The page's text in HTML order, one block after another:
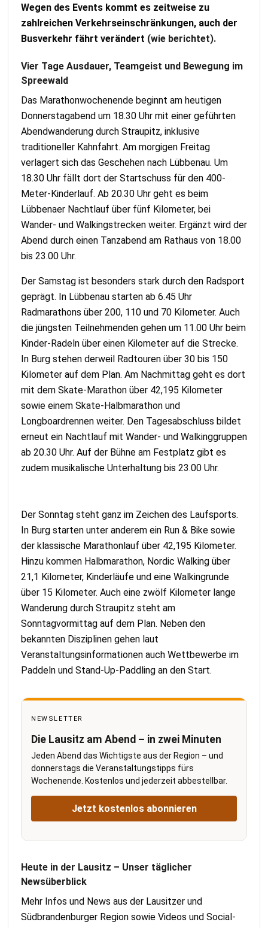
Wegen des Events kommt es zeitweise zu
zahlreichen Verkehrseinschränkungen, auch der
Busverkehr fährt verändert (wie berichtet).
Vier Tage Ausdauer, Teamgeist und Bewegung im
Spreewald
Das Marathonwochenende beginnt am heutigen
Donnerstagabend um 18.30 Uhr mit einer geführten
Abendwanderung durch Straupitz, inklusive
traditioneller Kahnfahrt. Am morgigen Freitag
verlagert sich das Geschehen nach Lübbenau. Um
18.30 Uhr fällt dort der Startschuss für den 400-
Meter-Kinderlauf. Ab 20.30 Uhr geht es beim
Lübbenaer Nachtlauf über fünf Kilometer, bei
Wander- und Walkingstrecken weiter. Ergänzt wird der
Abend durch einen Tanzabend am Rathaus von 18.00
bis 23.00 Uhr.
Der Samstag ist besonders stark durch den Radsport
geprägt. In Lübbenau starten ab 6.45 Uhr
Radmarathons über 200, 110 und 70 Kilometer. Auch
die jüngsten Teilnehmenden gehen um 11.00 Uhr beim
Kinder-Radeln über einen Kilometer auf die Strecke.
In Burg stehen derweil Radtouren über 30 bis 150
Kilometer auf dem Plan. Am Nachmittag geht es dort
mit dem Skate-Marathon über 42,195 Kilometer
sowie einem Skate-Halbmarathon und
Longboardrennen weiter. Den Tagesabschluss bildet
erneut ein Nachtlauf mit Wander- und Walkinggruppen
ab 20.30 Uhr. Auf der Bühne am Festplatz gibt es
zudem musikalische Unterhaltung bis 23.00 Uhr.
Der Sonntag steht ganz im Zeichen des Laufsports.
In Burg starten unter anderem ein Run & Bike sowie
der klassische Marathonlauf über 42,195 Kilometer.
Hinzu kommen Halbmarathon, Nordic Walking über
21,1 Kilometer, Kinderläufe und eine Walkingrunde
über 15 Kilometer. Auch eine zwölf Kilometer lange
Wanderung durch Straupitz steht am
Sonntagvormittag auf dem Plan. Neben den
bekannten Disziplinen gehen laut
Veranstaltungsinformationen auch Wettbewerbe im
Paddeln und Stand-Up-Paddling an den Start.
NEWSLETTER
Die Lausitz am Abend – in zwei Minuten
Jeden Abend das Wichtigste aus der Region – und
donnerstags die Veranstaltungstipps fürs
Wochenende. Kostenlos und jederzeit abbestellbar.
Jetzt kostenlos abonnieren
Heute in der Lausitz – Unser täglicher
Newsüberblick
Mehr Infos und News aus der Lausitzer und
Südbrandenburger Region sowie Videos und Social-